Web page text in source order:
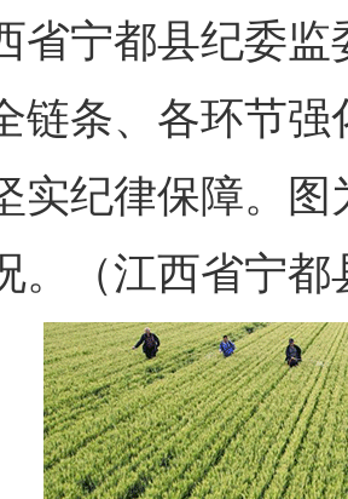
宁都县纪委监
链条、各环节
实纪律保障。
。（江西省宁